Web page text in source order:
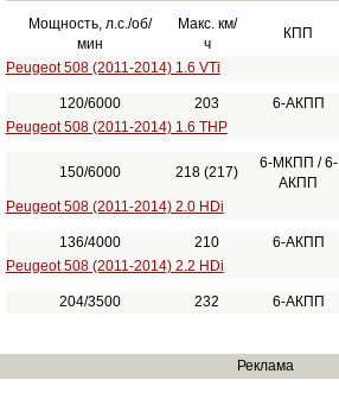
Мощность, л.с./об/
мин
Макс. км/
ч
КПП
Peugeot 508 (2011-2014) 1.6 VTi
120/6000 203 6-АКПП
Peugeot 508 (2011-2014) 1.6 THP
150/6000 218 (217)
6-МКПП / 6-
АКПП
Peugeot 508 (2011-2014) 2.0 HDi
136/4000 210 6-АКПП
Peugeot 508 (2011-2014) 2.2 HDi
204/3500 232 6-АКПП
Реклама